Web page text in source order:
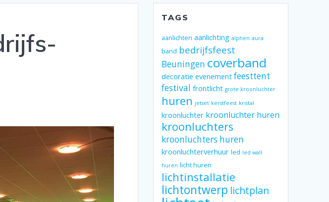
TAGS
aanlichten aanlichting alphen aura
band bedrijfsfeest
Beuningen coverband
decoratie evenement feesttent
festival frontlicht grote kroonluchter
huren jetset kerstfeest kristal
kroonluchter kroonluchter huren
kroonluchters
kroonluchters huren
kroonluchterverhuur led led wall
huren licht huren
lichtinstallatie
lichtontwerp lichtplan